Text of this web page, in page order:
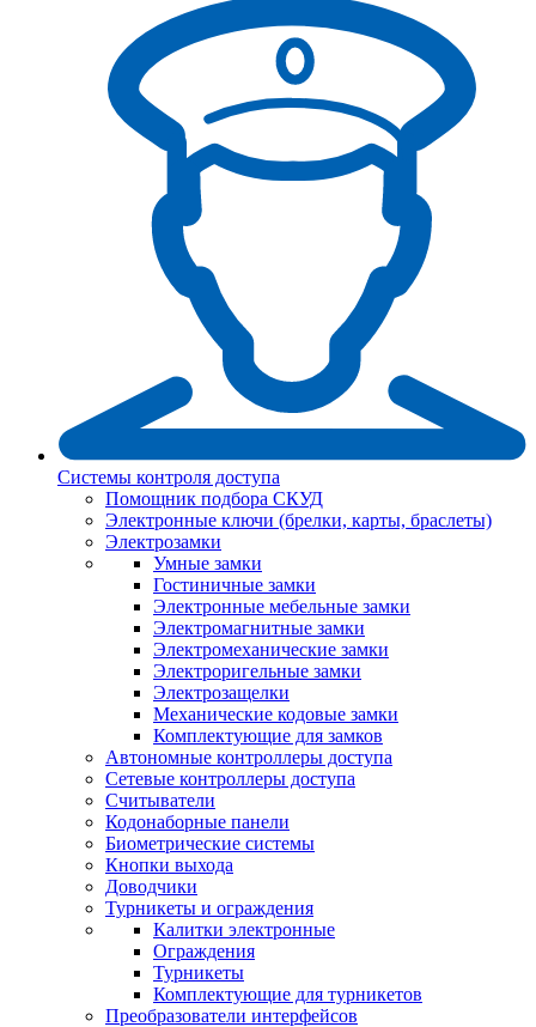
Системы контроля доступа
Помощник подбора СКУД
Электронные ключи (брелки, карты, браслеты)
Электрозамки
Умные замки
Гостиничные замки
Электронные мебельные замки
Электромагнитные замки
Электромеханические замки
Электроригельные замки
Электрозащелки
Механические кодовые замки
Комплектующие для замков
Автономные контроллеры доступа
Сетевые контроллеры доступа
Считыватели
Кодонаборные панели
Биометрические системы
Кнопки выхода
Доводчики
Турникеты и ограждения
Калитки электронные
Ограждения
Турникеты
Комплектующие для турникетов
Преобразователи интерфейсов